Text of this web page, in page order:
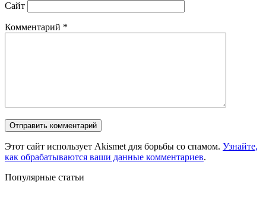
Сайт
Комментарий *
Этот сайт использует Akismet для борьбы со спамом. Узнайте,
как обрабатываются ваши данные комментариев.
Популярные статьи